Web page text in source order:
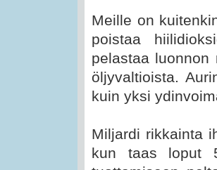
Meille on
poistaa
pelastaa luonnon
öljyvaltioista.
kuin yksi
Miljardi rikkainta
kun taas loput